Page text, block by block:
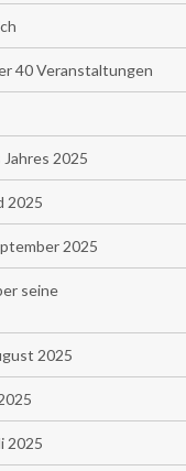
40 Veranstaltungen
2025
2025
2025
seine
2025
2025